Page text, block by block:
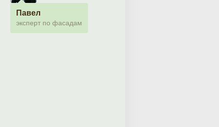
Павел
эксперт по фасадам